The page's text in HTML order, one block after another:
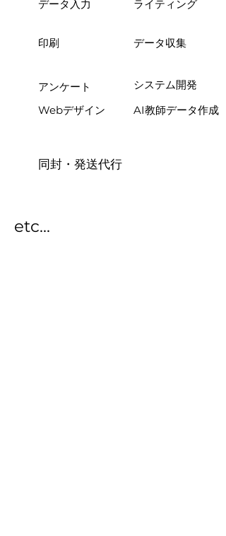
​​データ入力 ​​ライティング
​​データ収集
​​印刷
​​アンケート
Webデザイン
AI教師データ作成
​同封・発送代行
​​システム開発
etc...​